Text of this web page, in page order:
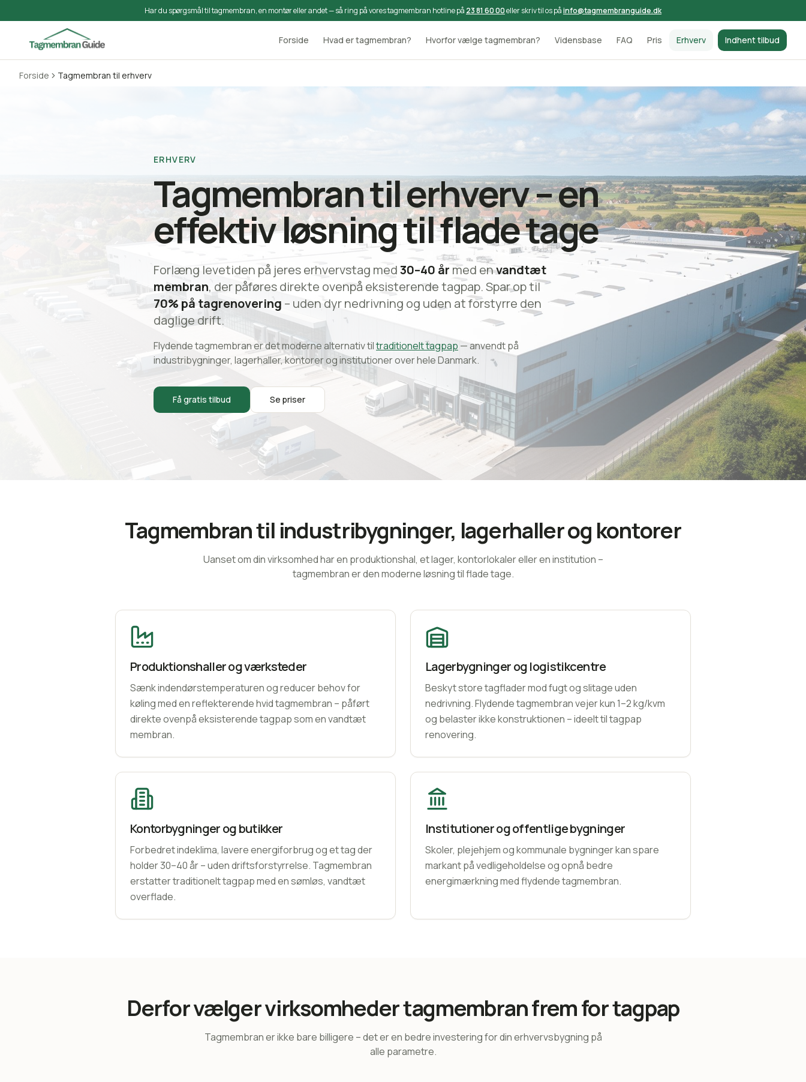
Har du spørgsmål til tagmembran, en montør eller andet — så ring på vores tagmembran hotline på 23 81 60 00eller skriv til os påinfo@tagmembranguide.dk
Forside Hvad er tagmembran? Hvorfor vælge tagmembran? Vidensbase FAQ Pris Erhverv Indhent tilbud
Forside Tagmembran til erhverv
ERHVERV
Tagmembran til erhverv – en
effektiv løsning til flade tage
Forlæng levetiden på jeres erhvervstag med30–40 år med envandtæt
membran, der påføres direkte ovenpå eksisterende tagpap. Spar op til
70% på tagrenovering – uden dyr nedrivning og uden at forstyrre den
daglige drift.
Flydende tagmembran er det moderne alternativ tiltraditionelt tagpap — anvendt på
industribygninger, lagerhaller, kontorer og institutioner over hele Danmark.
Få gratis tilbud Se priser
Tagmembran til industribygninger, lagerhaller og kontorer
Uanset om din virksomhed har en produktionshal, et lager, kontorlokaler eller en institution –
tagmembran er den moderne løsning til flade tage.
Produktionshaller og værksteder
Sænk indendørstemperaturen og reducer behov for
køling med en reflekterende hvid tagmembran – påført
direkte ovenpå eksisterende tagpap som en vandtæt
membran.
Lagerbygninger og logistikcentre
Beskyt store tagflader mod fugt og slitage uden
nedrivning. Flydende tagmembran vejer kun 1–2 kg/kvm
og belaster ikke konstruktionen – ideelt til tagpap
renovering.
Kontorbygninger og butikker
Forbedret indeklima, lavere energiforbrug og et tag der
holder 30–40 år – uden driftsforstyrrelse. Tagmembran
erstatter traditionelt tagpap med en sømløs, vandtæt
overflade.
Institutioner og offentlige bygninger
Skoler, plejehjem og kommunale bygninger kan spare
markant på vedligeholdelse og opnå bedre
energimærkning med flydende tagmembran.
Derfor vælger virksomheder tagmembran frem for tagpap
Tagmembran er ikke bare billigere – det er en bedre investering for din erhvervsbygning på
alle parametre.